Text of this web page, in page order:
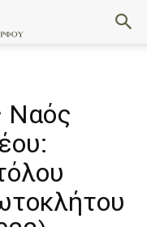
Ναός